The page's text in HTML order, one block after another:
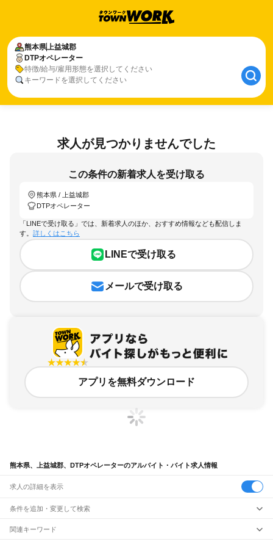
熊本県上益城郡
DTPオペレーター
特徴/給与/雇用形態を選択してください
キーワードを選択してください
求人が見つかりませんでした
この条件の新着求人を受け取る
熊本県 / 上益城郡
DTPオペレーター
「LINEで受け取る」では、新着求人のほか、おすすめ情報なども配信しま
す。 詳しくはこちら
LINEで受け取る
メールで受け取る
アプリを無料ダウンロード
熊本県、上益城郡、DTPオペレーターのアルバイト・バイト求人情報
求人の詳細を表示
条件を追加・変更して検索
市区町村を追加・変更
関連キーワード